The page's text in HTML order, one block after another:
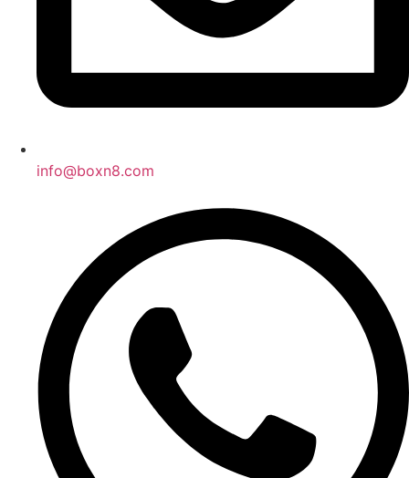
info@boxn8.com